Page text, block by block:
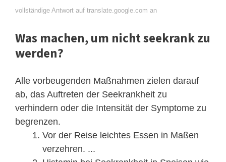
vollständige Antwort auf translate.google.com an
Was machen, um nicht seekrank zu
werden?
Alle vorbeugenden Maßnahmen zielen darauf
ab, das Auftreten der Seekrankheit zu
verhindern oder die Intensität der Symptome zu
begrenzen.
Vor der Reise leichtes Essen in Maßen
verzehren. ...